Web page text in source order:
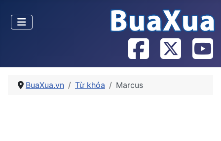
BuaXua.vn Từ khóa Marcus